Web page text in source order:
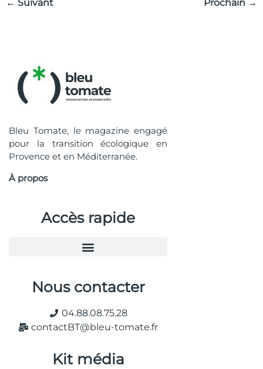
← Suivant Prochain →
Bleu Tomate, le magazine engagé
pour la transition écologique en
Provence et en Méditerranée.
À propos
Accès rapide
Nous contacter
04.88.08.75.28
contactBT@bleu-tomate.fr
Kit média